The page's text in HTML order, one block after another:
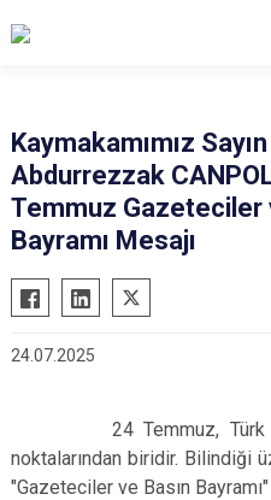
Gebze
Gölcük
Karamürsel
Kaymakamımız Sayın
Abdurrezzak
Temmuz Gazeteciler
Bayramı Mesajı
24.07.2025
24 Temmuz, Türk
noktalarından biridir. Bilindiği
"Gazeteciler ve Basın